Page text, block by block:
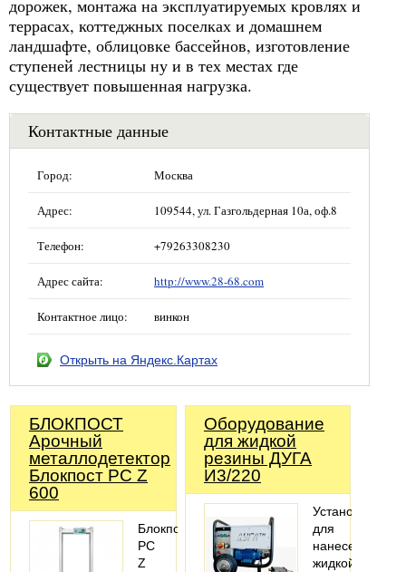
дорожек, монтажа на эксплуатируемых кровлях и
террасах, коттеджных поселках и домашнем
ландшафте, облицовке бассейнов, изготовление
ступеней лестницы ну и в тех местах где
существует повышенная нагрузка.
Контактные данные
Город: Москва
Адрес: 109544, ул. Газгольдерная 10а, оф.8
Телефон: +79263308230
Адрес сайта: http://www.28-68.com
Контактное лицо: винкон
Открыть на Яндекс.Картах
БЛОКПОСТ
Арочный
металлодетектор
Блокпост PC Z
600
Блокпост
PC
Z
Оборудование
для жидкой
резины ДУГА
И3/220
Установка
для
нанесения
жидкой